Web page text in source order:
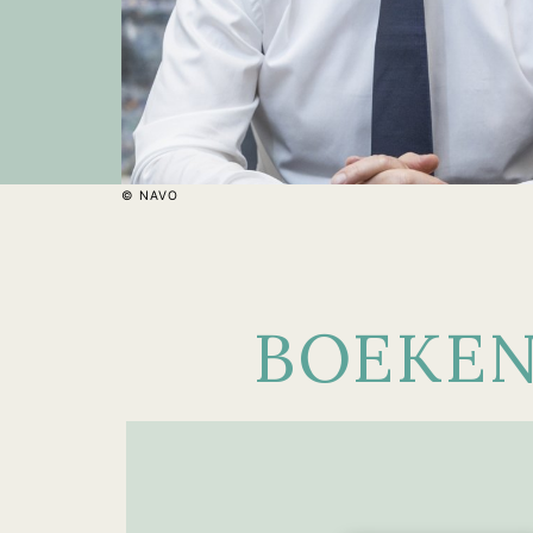
© NAVO